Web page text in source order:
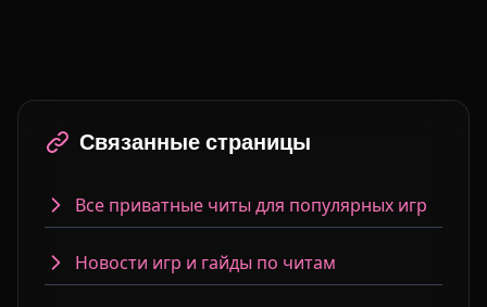
Связанные страницы
Все приватные читы для популярных игр
Новости игр и гайды по читам